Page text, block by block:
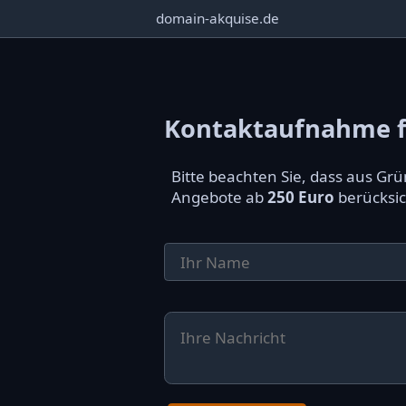
domain-akquise.de
Kontaktaufnahme
Bitte beachten Sie, dass aus
Angebote ab250 Euro